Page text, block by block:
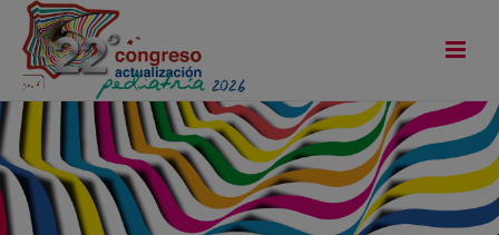
Comunicaciones